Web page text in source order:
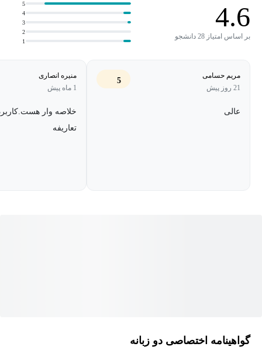
مدیریت کنید.
در ادامه، شیوه‌ی تحلیل و بهینه‌سازی سئوی سایت‌های بزرگ و پیچیده‌ای
مانند آمازون، دیجی‌کالا و دیوار بررسی می‌شود تا درک کاملی از
در این دوره به شما آموزش می‌دهیم چطور سایت خود را برای درک
4.6
بر اساس امتیاز 28 دانشجو
1
2
3
4
5
مریم حسامی
21 روز پیش
5
عالی
منیره انصاری
1 ماه پیش
خلاصه وار
تعاریفه
گواهینامه اختصاصی دو زبانه